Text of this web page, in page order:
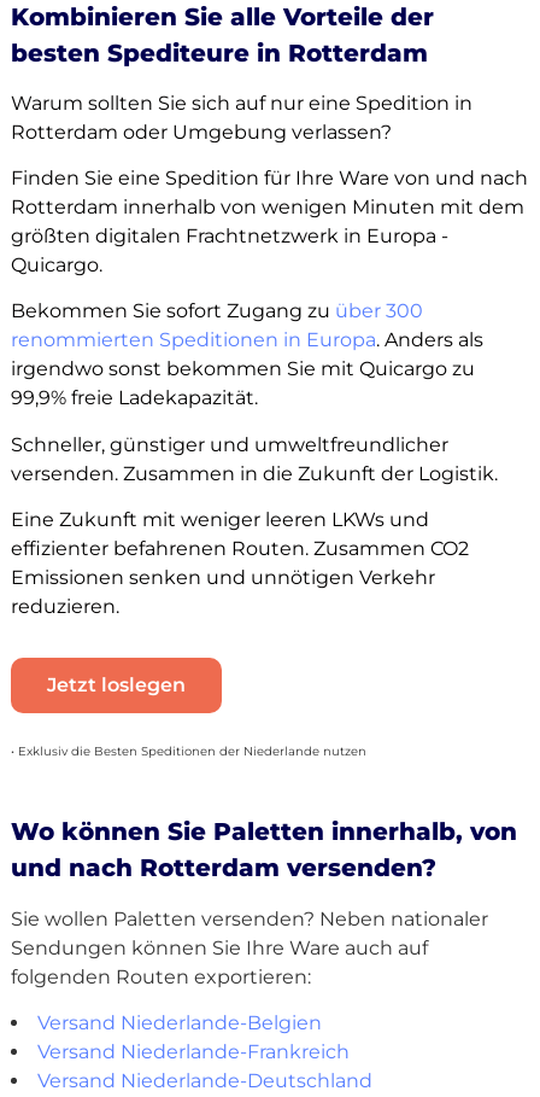
Kombinieren Sie alle Vorteile der
besten Spediteure in Rotterdam
Warum sollten Sie sich auf nur eine Spedition in
Rotterdam oder Umgebung verlassen?
Finden Sie eine Spedition für Ihre Ware von und nach
Rotterdam innerhalb von wenigen Minuten mit dem
größten digitalen Frachtnetzwerk in Europa -
Quicargo.
Bekommen Sie sofort Zugang zu über 300
renommierten Speditionen in Europa. Anders als
irgendwo sonst bekommen Sie mit Quicargo zu
99,9% freie Ladekapazität.
Schneller, günstiger und umweltfreundlicher
versenden. Zusammen in die Zukunft der Logistik.
Eine Zukunft mit weniger leeren LKWs und
effizienter befahrenen Routen. Zusammen CO2
Emissionen senken und unnötigen Verkehr
reduzieren.
Jetzt loslegen
• Exklusiv die Besten Speditionen der Niederlande nutzen
Wo können Sie Paletten innerhalb, von
und nach Rotterdam versenden?
Sie wollen Paletten versenden? Neben nationaler
Sendungen können Sie Ihre Ware auch auf
folgenden Routen exportieren:
Versand Niederlande-Belgien
Versand Niederlande-Frankreich
Versand Niederlande-Deutschland